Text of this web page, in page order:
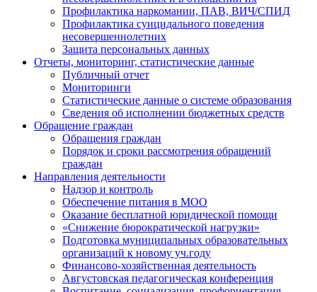
Профилактика наркомании, ПАВ, ВИЧ/СПИД
Профилактика суицидального поведения
несовершеннолетних
Защита персональных данных
Отчеты, мониторинг, статистические данные
Публичный отчет
Мониторинги
Статистические данные о системе образования
Сведения об исполнении бюджетных средств
Обращение граждан
Обращения граждан
Порядок и сроки рассмотрения обращений
граждан
Направления деятельности
Надзор и контроль
Обеспечение питания в МОО
Оказание бесплатной юридической помощи
«Снижение бюрократической нагрузки»
Подготовка муниципальных образовательных
организаций к новому уч.году
Финансово-хозяйственная деятельность
Августовская педагогическая конференция